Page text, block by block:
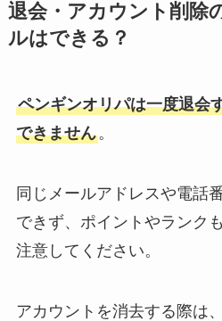
退会・アカウント削除
ルはできる？
ペンギンオリパは一度退会
できません。
同じメールアドレスや電話
できず、ポイントやランク
注意してください。
アカウントを消去する際は